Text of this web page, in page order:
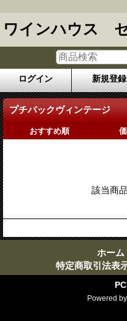
ワインハウス
ログイン 新規登
プチバックヴィンテージ
おすすめ順
該当商
ホーム
特定商取引法表
Powered by